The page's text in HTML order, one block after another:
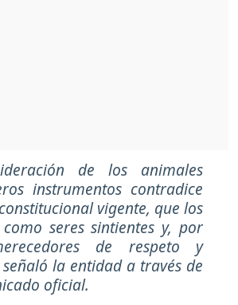
de los animales
instrumentos contradice
vigente, que los
seres sintientes y, por
de respeto y
señaló la entidad a través de
oficial.